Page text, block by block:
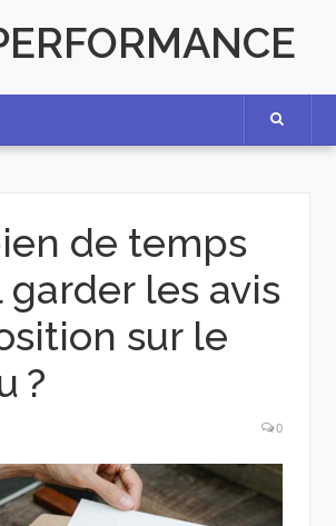
de temps
les avis
sur le
?
0